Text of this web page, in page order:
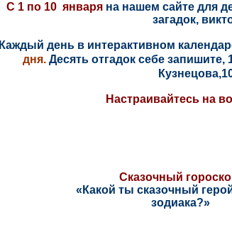
С 1 по 10 января на нашем сайте для
загадок,
Каждый день в интерактивном
дня.Десять отгадок себе запишите,
Настраивайтесь на
Сказочный
« Какой ты сказочный
зодиака?»